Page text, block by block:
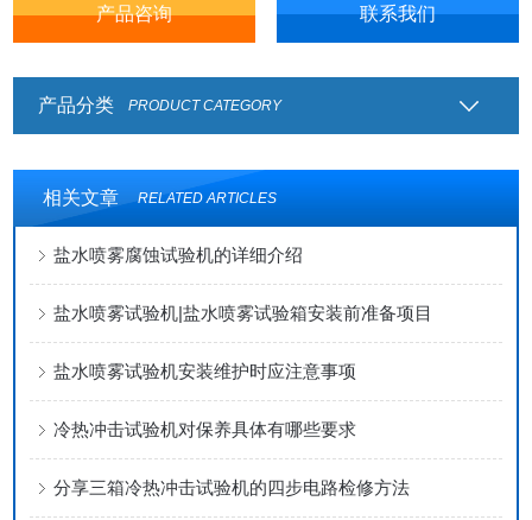
产品咨询 联系我们
产品分类 PRODUCT CATEGORY
相关文章 RELATED ARTICLES
盐水喷雾腐蚀试验机的详细介绍
盐水喷雾试验机|盐水喷雾试验箱安装前准备项目
盐水喷雾试验机安装维护时应注意事项
冷热冲击试验机对保养具体有哪些要求
分享三箱冷热冲击试验机的四步电路检修方法